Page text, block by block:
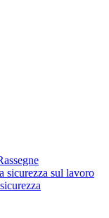
sicurezza sul lavoro